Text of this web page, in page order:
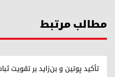
مطالب مرتبط
تأکید پوتین و بن‌زاید بر تقویت